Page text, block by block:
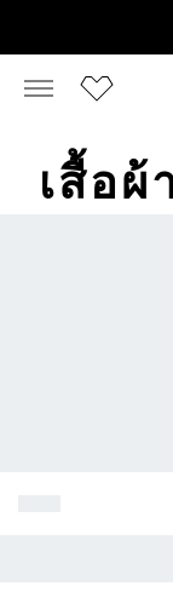
เสื้อผ้